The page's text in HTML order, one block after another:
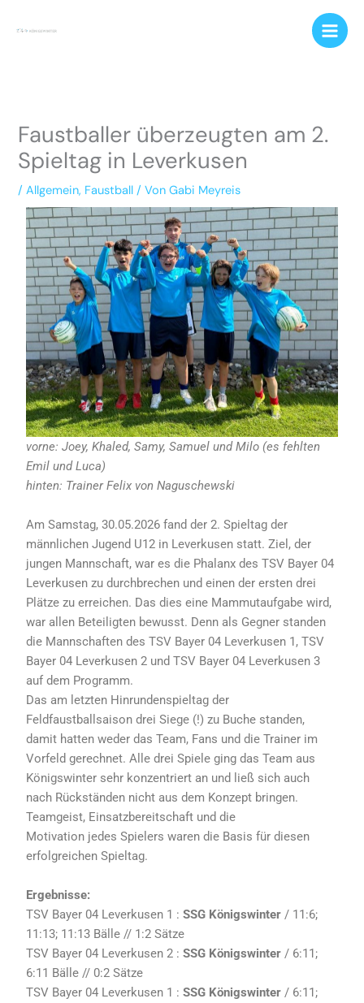
Inhalt
Faustballer überzeugten am 2.
Spieltag in Leverkusen
/Allgemein, Faustball / VonGabi Meyreis
vorne: Joey, Khaled, Samy, Samuel und Milo (es fehlten
Emil und Luca)
hinten: Trainer Felix von Naguschewski
Am Samstag, 30.05.2026 fand der 2. Spieltag der
männlichen Jugend U12 in Leverkusen statt. Ziel, der
jungen Mannschaft, war es die Phalanx des TSV Bayer 04
Leverkusen zu durchbrechen und einen der ersten drei
Plätze zu erreichen. Das dies eine Mammutaufgabe wird,
war allen Beteiligten bewusst. Denn als Gegner standen
die Mannschaften des TSV Bayer 04 Leverkusen 1, TSV
Bayer 04 Leverkusen 2 und TSV Bayer 04 Leverkusen 3
auf dem Programm.
Das am letzten Hinrundenspieltag der
Feldfaustballsaison drei Siege (!) zu Buche standen,
damit hatten weder das Team, Fans und die Trainer im
Vorfeld gerechnet. Alle drei Spiele ging das Team aus
Königswinter sehr konzentriert an und ließ sich auch
nach Rückständen nicht aus dem Konzept bringen.
Teamgeist, Einsatzbereitschaft und die
Motivation jedes Spielers waren die Basis für diesen
erfolgreichen Spieltag.
Ergebnisse:
TSV Bayer 04 Leverkusen 1 :SSG Königswinter / 11:6;
11:13; 11:13 Bälle // 1:2 Sätze
TSV Bayer 04 Leverkusen 2 :SSG Königswinter / 6:11;
6:11 Bälle // 0:2 Sätze
TSV Bayer 04 Leverkusen 1 :SSG Königswinter / 6:11;